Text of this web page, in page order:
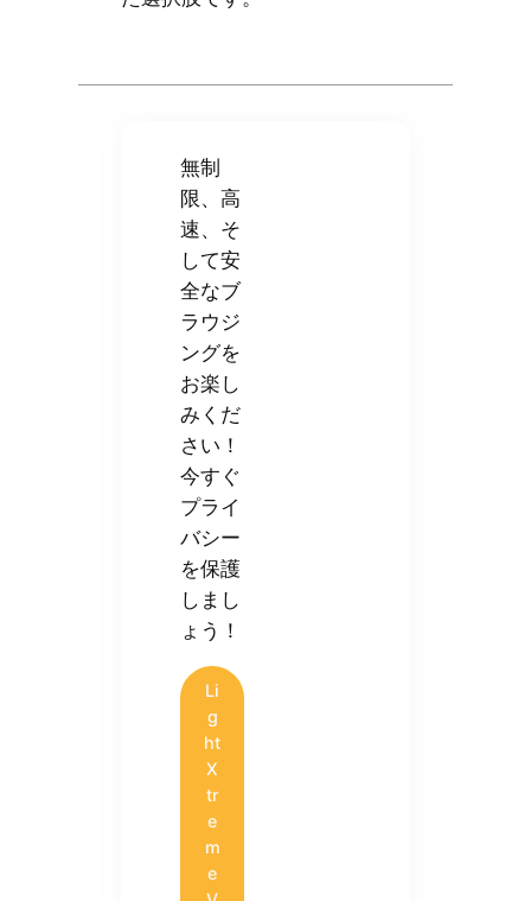
無制
限、高
速、そ
して安
全なブ
ラウジ
ングを
お楽し
みくだ
さい！
今すぐ
プライ
バシー
を保護
しまし
ょう！
Li
g
ht
X
tr
e
m
e